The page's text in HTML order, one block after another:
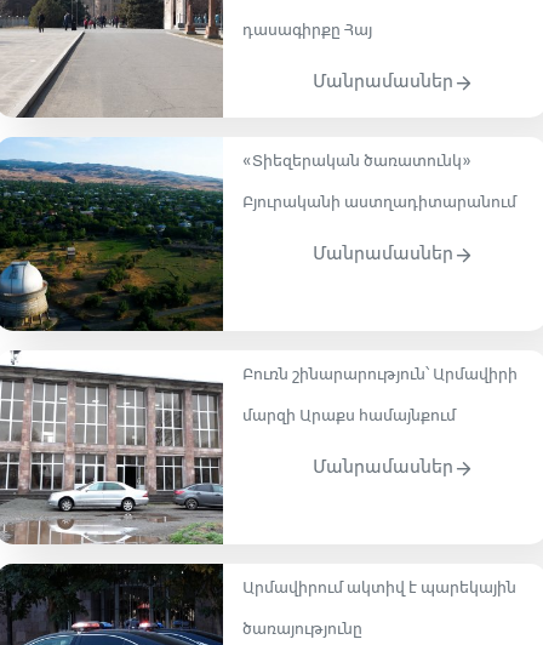
դասագիրքը Հայ
Մանրամասներ
«Տիեզերական ծառատունկ»
Բյուրականի աստղադիտարանում
Մանրամասներ
Բուռն շինարարություն՝ Արմավիրի
մարզի Արաքս համայնքում
Մանրամասներ
Արմավիրում ակտիվ է պարեկային
ծառայությունը